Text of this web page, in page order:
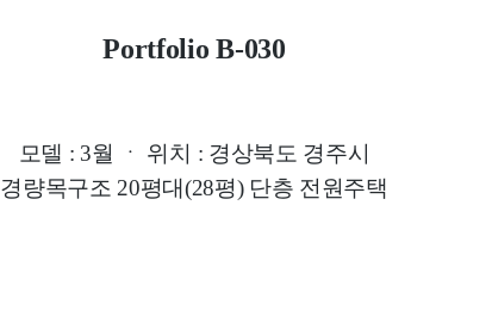
Portfolio B-030
모델 : 3월 ㆍ 위치 : 경상북도 경주시
경량목구조 20평대(28평) 단층 전원주택